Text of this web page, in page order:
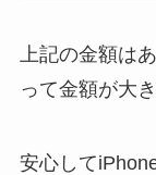
上記の金額は
って金額が大
安心して